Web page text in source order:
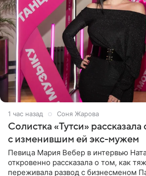
1 час назад Соня Жарова
Солистка «Тутси»
с изменившим ей экс-мужем
Певица Мария Вебер в интервью
откровенно рассказала о том, как
переживала развод с бизнесменом